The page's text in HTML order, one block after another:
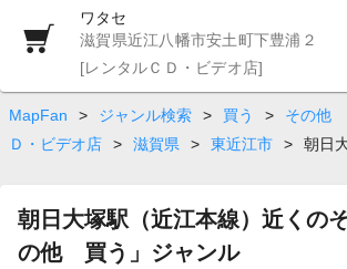
ワタセ
滋賀県近江八幡市安土町下豊浦２
[レンタルＣＤ・ビデオ店]
MapFan > ジャンル検索 > 買う > その他
Ｄ・ビデオ店
> 滋賀県 > 東近江市 > 朝日
朝日大塚駅（近江本線）近くの
の他 買う」ジャンル